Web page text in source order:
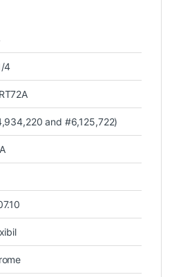
4
and #6,125,722)